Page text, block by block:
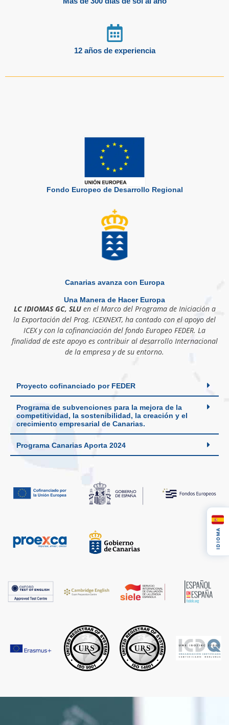
12 años de experiencia
Fondo Europeo de Desarrollo Regional
Canarias avanza con Europa
Una Manera de Hacer Europa
LC IDIOMAS GC, SLUen el Marco del Programa de Iniciación a
la Exportación del Prog. ICEXNEXT, ha contado con el apoyo del
ICEX y con la cofinanciación del fondo Europeo FEDER. La
finalidad de este apoyo es contribuir al desarrollo Internacional
de la empresa y de su entorno.
Proyecto cofinanciado por FEDER
Programa de subvenciones para la mejora de la
competitividad, la sostenibilidad, la creación y el
crecimiento empresarial de Canarias.
Programa Canarias Aporta 2024
IDIOMA